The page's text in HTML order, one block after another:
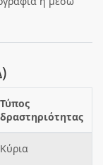
Τύπος
δραστηριότητας
Κύρια